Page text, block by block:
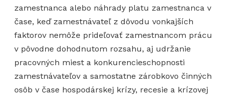
zamestnanca alebo náhrady platu zamestnanca v
čase, keď zamestnávateľ z dôvodu vonkajších
faktorov nemôže prideľovať zamestnancom prácu
v pôvodne dohodnutom rozsahu, aj udržanie
pracovných miest a konkurencieschopnosti
zamestnávateľov a samostatne zárobkovo činných
osôb v čase hospodárskej krízy, recesie a krízovej